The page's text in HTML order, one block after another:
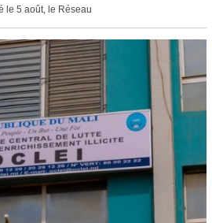
le 5 août, le Réseau